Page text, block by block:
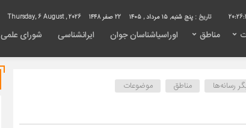
تاریخ : پنج شنبه, ۱۵ مرداد , ۱۴۰۵ 22 صفر 1448
مناطق اوراسیاشناسان جوان ایرانشناسی شورای علمی
رسانه‌ها مناطق موضوعات